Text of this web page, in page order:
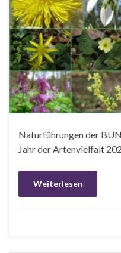
Naturführungen der
Jahr der Artenvielfalt
Weiterlesen